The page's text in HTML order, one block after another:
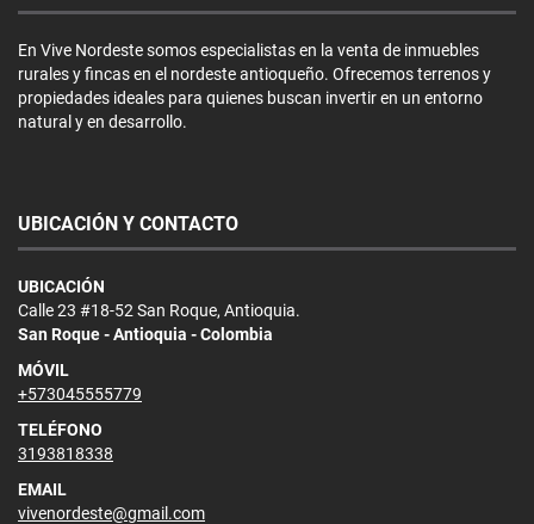
En Vive Nordeste somos especialistas en la venta de inmuebles
rurales y fincas en el nordeste antioqueño. Ofrecemos terrenos y
propiedades ideales para quienes buscan invertir en un entorno
natural y en desarrollo.
UBICACIÓN Y CONTACTO
UBICACIÓN
Calle 23 #18-52 San Roque, Antioquia.
San Roque - Antioquia - Colombia
MÓVIL
+573045555779
TELÉFONO
3193818338
EMAIL
vivenordeste@gmail.com